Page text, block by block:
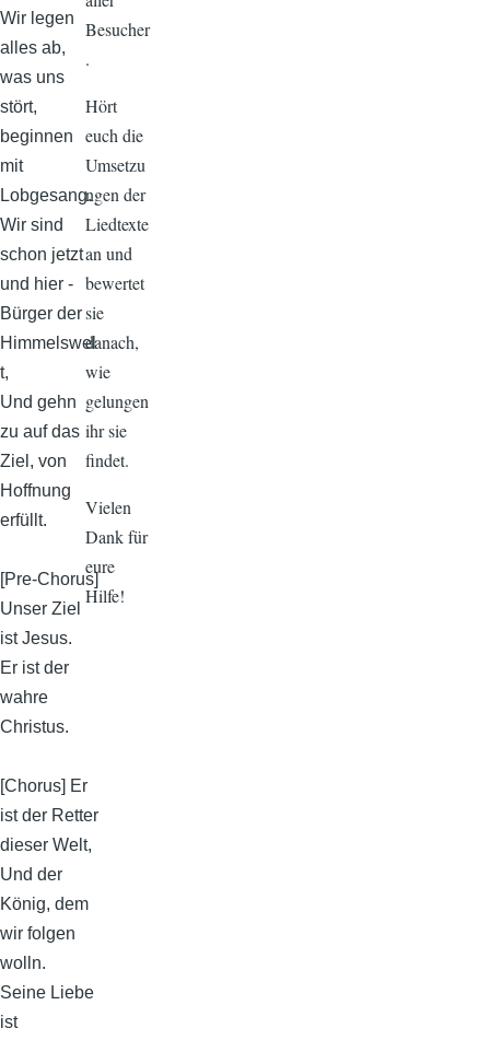
Wir legen
alles ab,
was uns
stört,
beginnen
mit
Lobgesang.
Wir sind
schon jetzt
und hier -
Bürger der
Himmelswel
t,
Und gehn
zu auf das
Ziel, von
Hoffnung
erfüllt.
[Pre-Chorus]
Unser Ziel
ist Jesus.
Er ist der
wahre
Christus.
[Chorus] Er
ist der Retter
dieser Welt,
Und der
König, dem
wir folgen
wolln.
Seine Liebe
ist
Besucher
.
Hört
euch die
Umsetzu
ngen der
Liedtexte
an und
bewertet
sie
danach,
wie
gelungen
ihr sie
findet.
Vielen
Dank für
eure
Hilfe!